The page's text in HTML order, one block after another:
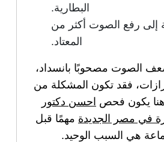
البطارية.
إلى رفع الصوت أكثر من
المعتاد.
الصوت مصحوبًا بانسداد،
فقد تكون المشكلة من
يكون فحص احسن دكتور
في مصر الجديدة مهمًا قبل
هي السبب الوحيد.